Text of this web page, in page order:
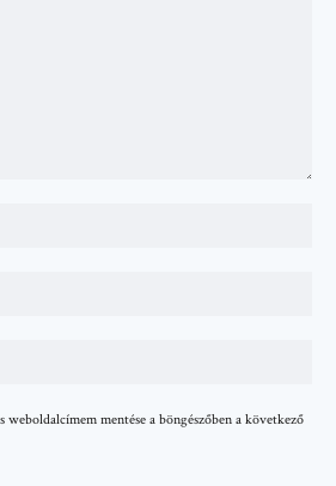
weboldalcímem mentése a böngészőben a következő